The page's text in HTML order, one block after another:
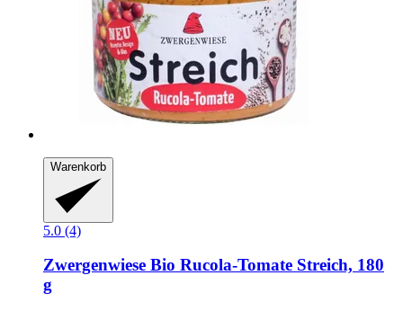
Warenkorb
5.0 (4)
Zwergenwiese Bio Rucola-​Tomate Streich, 180
g